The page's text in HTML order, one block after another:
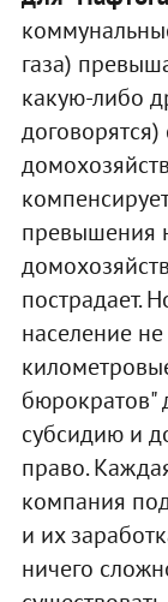
газа)
какую-либо
превышения
пострадает.
население
бюрократов"
субсидию и
право.
компания
и их
ничего